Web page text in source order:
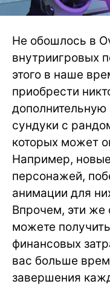
Не обошлось в
внутриигровых
этого в наше
приобрести
сундуки с
которых может
Например,
персонажей,
анимации для
Впрочем, эти
можете
финансовых
вас больше
завершения